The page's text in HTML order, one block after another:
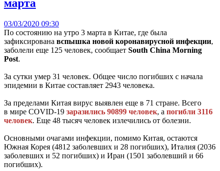
марта
03/03/2020 09:30
По состоянию на утро 3 марта в Китае, где была
зафиксирована вспышка новой коронавирусной инфекции,
заболели еще 125 человек, сообщает South China Morning
Post.
За сутки умер 31 человек. Общее число погибших с начала
эпидемии в Китае составляет 2943 человека.
За пределами Китая вирус выявлен еще в 71 стране. Всего
в мире COVID-19 заразились 90899 человек, а погибли 3116
человек. Еще 48 тысяч человек излечились от болезни.
Основными очагами инфекции, помимо Китая, остаются
Южная Корея (4812 заболевших и 28 погибших), Италия (2036
заболевших и 52 погибших) и Иран (1501 заболевший и 66
погибших).